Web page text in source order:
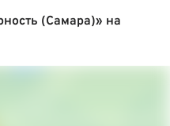
(Самара)» на